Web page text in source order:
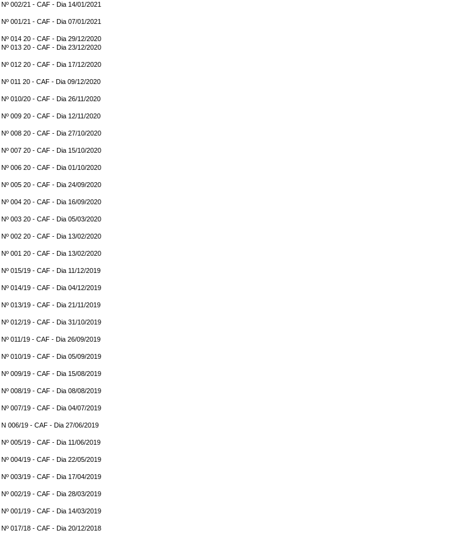
002/21 - CAF - Dia 14/01/2021
001/21 - CAF - Dia 07/01/2021
014 20 - CAF - Dia 29/12/2020
013 20 - CAF - Dia 23/12/2020
012 20 - CAF - Dia 17/12/2020
011 20 - CAF - Dia 09/12/2020
010/20 - CAF - Dia 26/11/2020
009 20 - CAF - Dia 12/11/2020
008 20 - CAF - Dia 27/10/2020
007 20 - CAF - Dia 15/10/2020
006 20 - CAF - Dia 01/10/2020
005 20 - CAF - Dia 24/09/2020
004 20 - CAF - Dia 16/09/2020
003 20 - CAF - Dia 05/03/2020
002 20 - CAF - Dia 13/02/2020
001 20 - CAF - Dia 13/02/2020
015/19 - CAF - Dia 11/12/2019
014/19 - CAF - Dia 04/12/2019
013/19 - CAF - Dia 21/11/2019
012/19 - CAF - Dia 31/10/2019
011/19 - CAF - Dia 26/09/2019
010/19 - CAF - Dia 05/09/2019
009/19 - CAF - Dia 15/08/2019
008/19 - CAF - Dia 08/08/2019
007/19 - CAF - Dia 04/07/2019
006/19 - CAF - Dia 27/06/2019
005/19 - CAF - Dia 11/06/2019
004/19 - CAF - Dia 22/05/2019
003/19 - CAF - Dia 17/04/2019
002/19 - CAF - Dia 28/03/2019
001/19 - CAF - Dia 14/03/2019
017/18 - CAF - Dia 20/12/2018